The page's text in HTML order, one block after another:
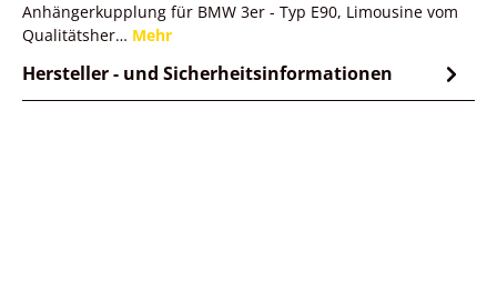
Anhängerkupplung für BMW 3er - Typ E90, Limousine vom
Qualitätsher… Mehr
Hersteller - und Sicherheitsinformationen